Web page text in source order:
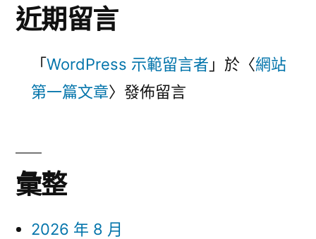
近期留言
「 WordPress 示範留言者 」於〈網站
第一篇文章〉發佈留言
彙整
2026 年 8 月